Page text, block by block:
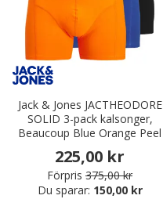
Jack & Jones JACTHEODORE
SOLID 3-pack kalsonger,
Beaucoup Blue Orange Peel
225,00 kr
Förpris 375,00 kr
Du sparar: 150,00 kr